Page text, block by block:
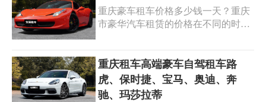
天（具体根据车型而定），别克gl8埃
尔法考斯特高端商务车MPV价格通常
以及您所选用的车辆型号和租用天数
等条件。
重庆豪车租车价格多少钱一天？重庆
市豪华汽车租赁的价格在不同的时间
格：豪华轿车（如奥迪A6L、宝马5系
等）每天租金约为500-800元人民币。
豪华SUV越野车型，如奔驰GLC级、
重庆租车高端豪车自驾租车路
虎、保时捷、宝马、奥迪、奔
驰、玛莎拉蒂